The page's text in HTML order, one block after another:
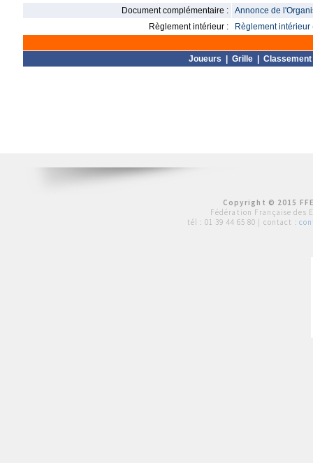
Document complémentaire :
Annonce de
Règlement intérieur :
Règlement intérieur
Joueurs Grille Classement
Copyright © 2015
Fédération Française des
tél : 01 39 44 65 80 | contact :